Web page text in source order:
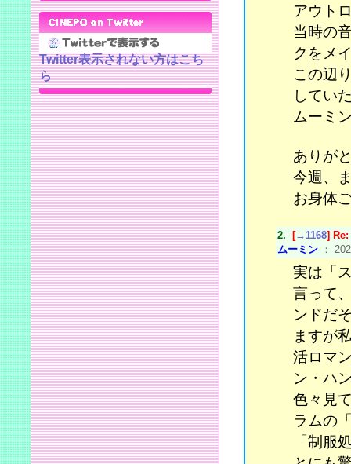
アウト
当時の
クをメ
この辺
してい
ムーミ
ありが
今週、
お身体
2. [→1168] Re:
ムーミン ：
実は「
言って
ンドだ
ますが
活ロマ
ン・ハ
色々見
ラムの
「制服
Twitter表示されない方はこち
ら